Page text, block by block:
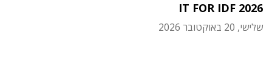
IT FOR IDF 2026
שלישי, 20 באוקטובר 2026